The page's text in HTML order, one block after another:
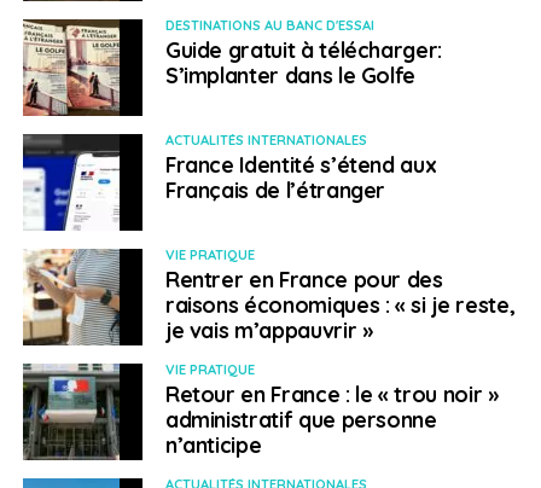
DESTINATIONS AU BANC D'ESSAI
Guide gratuit à télécharger:
S’implanter dans le Golfe
ACTUALITÉS INTERNATIONALES
France Identité s’étend aux
Français de l’étranger
VIE PRATIQUE
Rentrer en France pour des
raisons économiques : « si je reste,
je vais m’appauvrir »
VIE PRATIQUE
Retour en France : le « trou noir »
administratif que personne
n’anticipe
ACTUALITÉS INTERNATIONALES